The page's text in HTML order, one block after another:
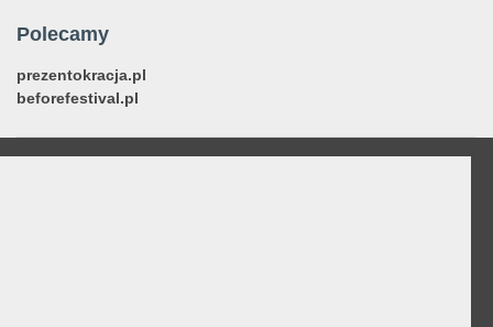
Polecamy
prezentokracja.pl
beforefestival.pl